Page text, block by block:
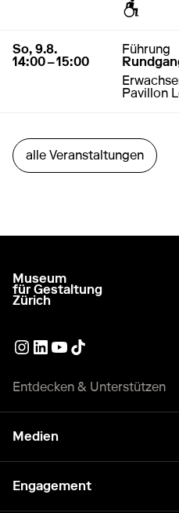
9. August 2026
14:00 – 15:00
So, 9.8.
14:00 – 15:00
Führung
Pavillon
alle Veranstaltungen
zur Startseite gehen
Museum
für Gestaltung
Zürich
Externer Link
Externer Link
Externer Link
Externer Link
Entdecken & Unterstützen
Medien
Engagement